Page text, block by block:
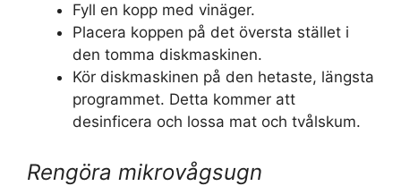
Fyll en kopp med vinäger.
Placera koppen på det översta stället i
den tomma diskmaskinen.
Kör diskmaskinen på den hetaste, längsta
programmet. Detta kommer att
desinficera och lossa mat och tvålskum.
Rengöra mikrovågsugn